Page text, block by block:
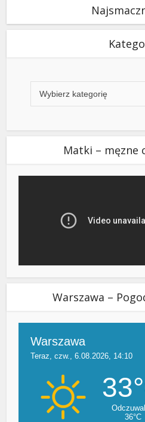
Matki – męzne
Warszawa –